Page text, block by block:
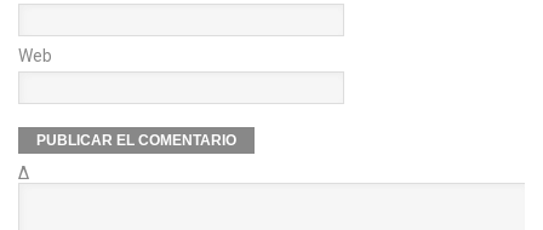
Web
Δ